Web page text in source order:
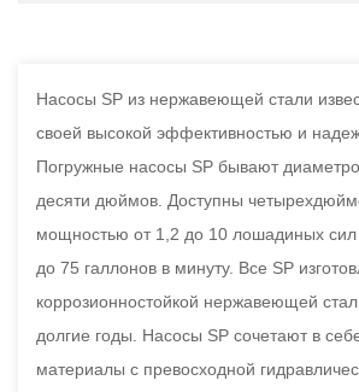
Насосы SP из нержавеющей стали
своей высокой эффективностью и
Погружные насосы SP бывают
десяти дюймов. Доступны
мощностью от 1,2 до 10 лошадиных сил
до 75 галлонов в минуту. Все SP
коррозионностойкой нержавеющей
долгие годы. Насосы SP сочетают в
материалы с превосходной